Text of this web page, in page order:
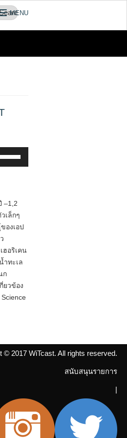
MENU
volume.
–1,2
เล็กๆ
องเอป
ฮอริเคน
ำทะเล
ก
ยวข้อง
© 2017 WiTcast. All rights reserved.
สนับสนุนรายการ
|